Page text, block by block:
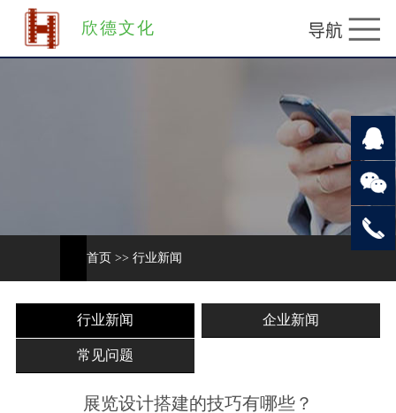
欣德文化
首页 >> 行业新闻
行业新闻 企业新闻
常见问题
展览设计搭建的技巧有哪些？